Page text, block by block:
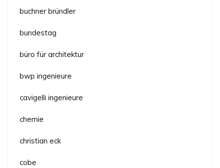
buchner bründler
bundestag
büro für architektur
bwp ingenieure
cavigelli ingenieure
chemie
christian eck
cobe